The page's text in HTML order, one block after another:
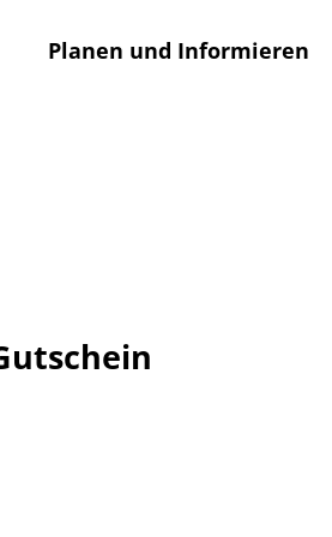
Planen und Informieren